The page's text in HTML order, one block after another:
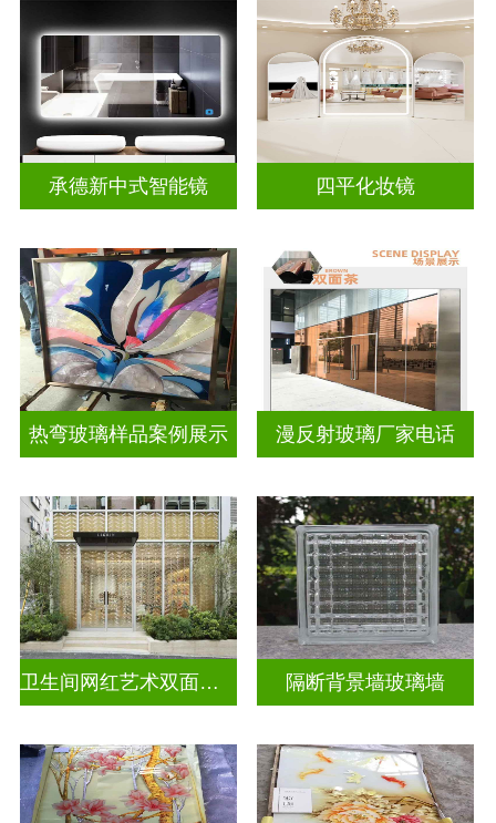
承德新中式智能镜 四平化妆镜
热弯玻璃样品案例展示 漫反射玻璃厂家电话
卫生间网红艺术双面玻璃墙 隔断背景墙玻璃墙